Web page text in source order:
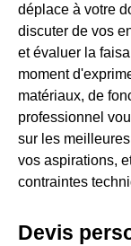
déplace à votre
discuter de vos
et évaluer la
moment
matériaux, de
professionnel
sur les
vos aspirations,
contraintes
Devis